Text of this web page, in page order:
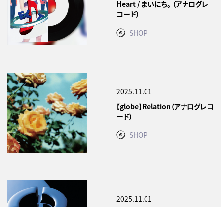
Heart / まいにち。 （アナログレ
コード）
SHOP
2025.11.01
【globe】Relation（アナログレコ
ード）
SHOP
2025.11.01